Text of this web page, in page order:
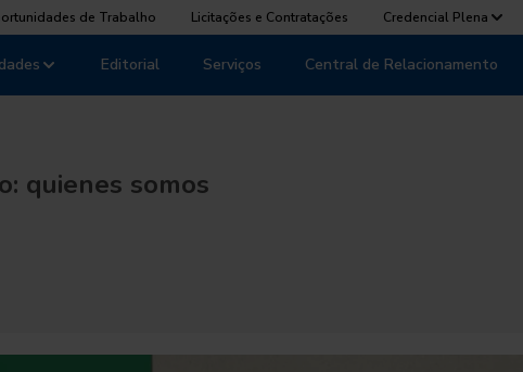
de Trabalho Licitações e Contratações Credencial Plena
Editorial Serviços Central de Relacionamento
quienes somos